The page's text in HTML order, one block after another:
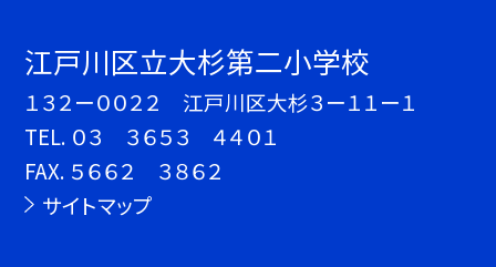
江戸川区立大杉第二小学校
１３２ー００２２ 江戸川区大杉３ー１１ー１
TEL. ０３ ３６５３ ４４０１
FAX. ５６６２ ３８６２
サイトマップ